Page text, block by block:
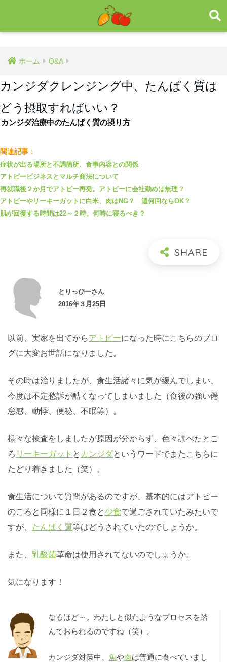
ホーム Q&A
カンジダクレンジング中、たんぱく質は
どう摂取すればいい？
カンジダ治療中のたんぱく質の摂り方
関連記事：
症状が出る場所と不調箇所、食事内容との関係
アトピービジネスとマルチ商法について
再就職後２か月でアトピー再発。アトピーに会社勤めは無理？
アトピーやリーキーガットに白米、肉はNG？ 週何回ならOK？
肌が回復する時間は22～２時。何時に寝るべき？
とりっぴーさん
2016年３月25日
以前、実家を出てからアトピーになった時にこちらのブロ
グに大変お世話になりました。
その時は治りましたが、食生活諸々に気が緩んでしまい、
今度は不定愁訴が酷くなってしまいました（食後の強い倦
怠感、動悸、便秘、不眠等）。
様々な検査をしましたが原因が分からず、色々調べたとこ
ろ リーキーガット と カンジダというワードでまたこちらに
たどり着きました（笑）。
食生活について質問があるのですが、基本的にはアトピー
のころと同様に１日２食と 少食で過ごされていたみたいで
すが、 たんぱく質等はどうされていたのでしょうか。
また、 乳酸菌革命は使用されてないのでしょうか。
気になります！
なるほど～。わたしと似たようなプロセスを踏
んでおられるのですね（笑）。
カンジダ対策中、 魚や肉は普通に食べていまし